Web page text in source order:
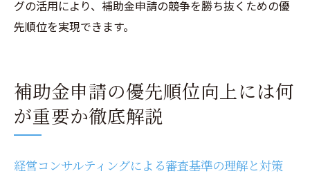
グの活用により、補助金申請の競争を勝ち抜くための優
先順位を実現できます。
補助金申請の優先順位向上には何
が重要か徹底解説
経営コンサルティングによる審査基準の理解と対策